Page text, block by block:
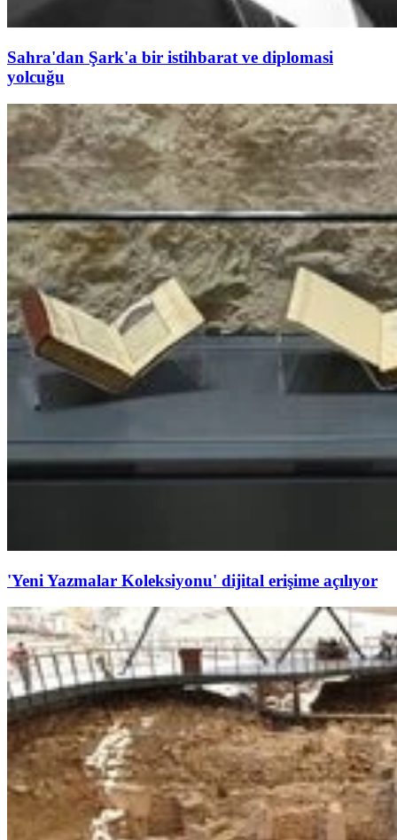
Sahra'dan Şark'a bir istihbarat ve diplomasi
yolcuğu
'Yeni Yazmalar Koleksiyonu' dijital erişime açılıyor